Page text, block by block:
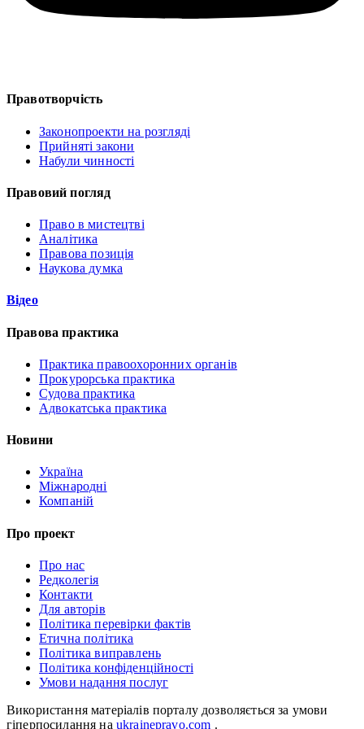
Правотворчість
Законопроекти на розгляді
Прийняті закони
Набули чинності
Правовий погляд
Право в мистецтві
Аналітика
Правова позиція
Наукова думка
Відео
Правова практика
Практика правоохоронних органів
Прокурорська практика
Судова практика
Адвокатська практика
Новини
Україна
Міжнародні
Компаній
Про проект
Про нас
Редколегія
Контакти
Для авторів
Політика перевірки фактів
Етична політика
Політика виправлень
Політика конфіденційності
Умови надання послуг
Використання матеріалів порталу дозволяється за умови
гіперпосилання на ukrainepravo.com .